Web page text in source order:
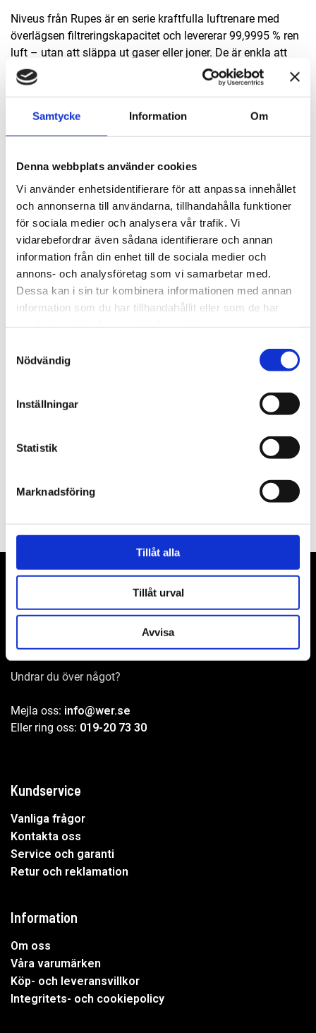
Samtycke Information Om
Denna webbplats använder cookies
Vi använder enhetsidentifierare för att anpassa innehållet
och annonserna till användarna, tillhandahålla funktioner
för sociala medier och analysera vår trafik. Vi
vidarebefordrar även sådana identifierare och annan
information från din enhet till de sociala medier och
annons- och analysföretag som vi samarbetar med.
Dessa kan i sin tur kombinera informationen med annan
information som du har tillhandahållit eller som de har
Nödvändig
Inställningar
Statistik
Marknadsföring
Tillåt alla
Tillåt urval
Avvisa
Niveus från Rupes är en serie kraftfulla luftrenare med
överlägsen filtreringskapacitet och levererar 99,9995 % ren
luft – utan att släppa ut gaser eller joner. De är enkla att
installera, lätta att flytta till önskad plats och kräver endast
ett strömuttag för att förbättra luftkvaliteten. I-modellerna
via WiFi och touchdisplay. Finns i flera storlekar för att
passa olika lokaler och behov.
Artikelnr: NV150I
54 900 kr
st Lägg i varukorgen
Beställningsvara, förväntad leveranstid: 35 dagar.
Beskrivning
Om varumärket
Undrar du över något?
Mejla oss: info@wer.se
Eller ring oss: 019-20 73 30
Kundservice
Vanliga frågor
Kontakta oss
Service och garanti
Retur och reklamation
Information
Om oss
Våra varumärken
Köp- och leveransvillkor
Integritets- och cookiepolicy